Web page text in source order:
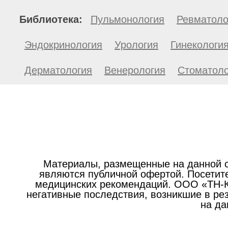
Библиотека: Пульмонология
Эндокринология Урология
Дерматология Венерология
Материалы, размещенные на данной
являются публичной офертой.
медицинских рекомендаций. ООО «ТН-
негативные последствия, возникшие в
на